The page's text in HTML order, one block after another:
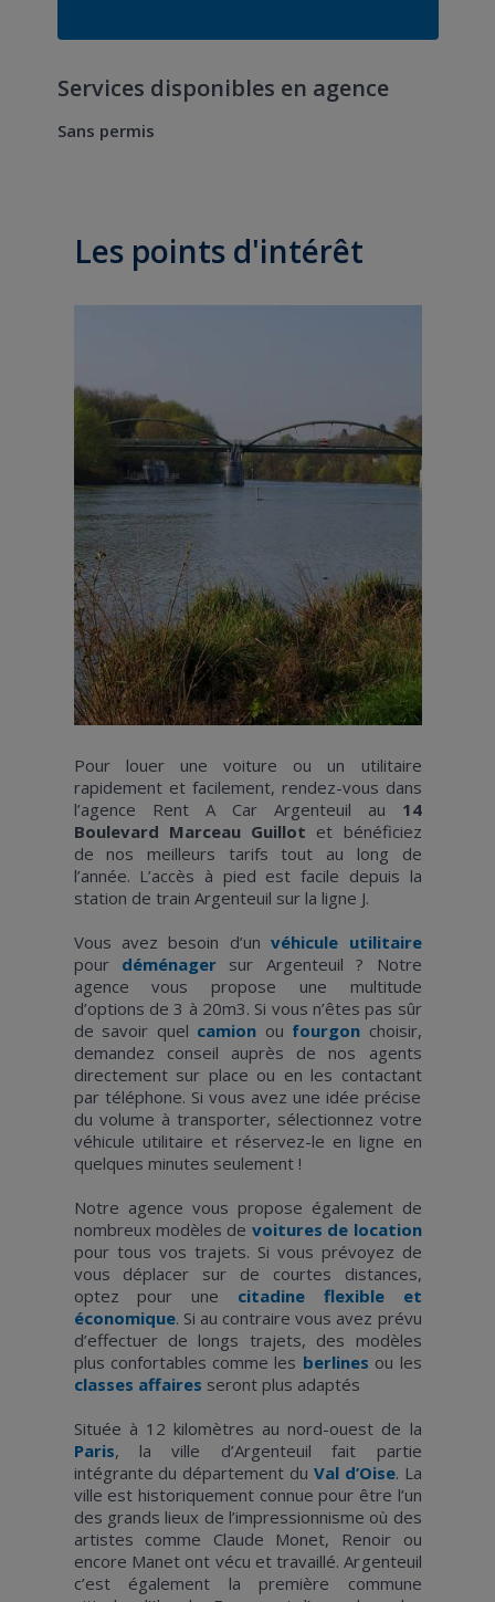
Services disponibles en agence
Sans permis
Les points d'intérêt
Pour louer une voiture ou un utilitaire
rapidement et facilement, rendez-vous dans
l’agence Rent A Car Argenteuil au 14
Boulevard Marceau Guillot et bénéficiez
de nos meilleurs tarifs tout au long de
l’année. L’accès à pied est facile depuis la
station de train Argenteuil sur la ligne J.
Vous avez besoin d’unvéhicule utilitaire
pour déménagersur Argenteuil ? Notre
agence vous propose une multitude
d’options de 3 à 20m3. Si vous n’êtes pas sûr
de savoir quel camion ou fourgon choisir,
demandez conseil auprès de nos agents
directement sur place ou en les contactant
par téléphone. Si vous avez une idée précise
du volume à transporter, sélectionnez votre
véhicule utilitaire et réservez-le en ligne en
quelques minutes seulement !
Notre agence vous propose également de
nombreux modèles de voitures de location
pour tous vos trajets. Si vous prévoyez de
vous déplacer sur de courtes distances,
optez pour une citadine flexible et
économique. Si au contraire vous avez prévu
d’effectuer de longs trajets, des modèles
plus confortables comme les berlines ou les
classes affaires seront plus adaptés
Située à 12 kilomètres au nord-ouest de la
Paris, la ville d’Argenteuil fait partie
intégrante du département du Val d’Oise. La
ville est historiquement connue pour être l’un
des grands lieux de l’impressionnisme où des
artistes comme Claude Monet, Renoir ou
encore Manet ont vécu et travaillé. Argenteuil
c’est également la première commune